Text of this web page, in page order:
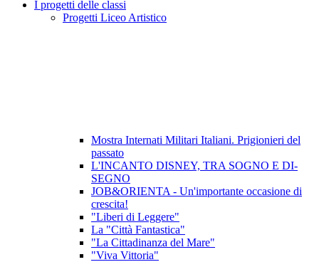
I progetti delle classi
Progetti Liceo Artistico
Mostra Internati Militari Italiani. Prigionieri del
passato
L'INCANTO DISNEY, TRA SOGNO E DI-
SEGNO
JOB&ORIENTA - Un'importante occasione di
crescita!
"Liberi di Leggere"
La "Città Fantastica"
"La Cittadinanza del Mare"
"Viva Vittoria"